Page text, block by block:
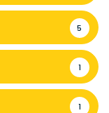
5
1
1